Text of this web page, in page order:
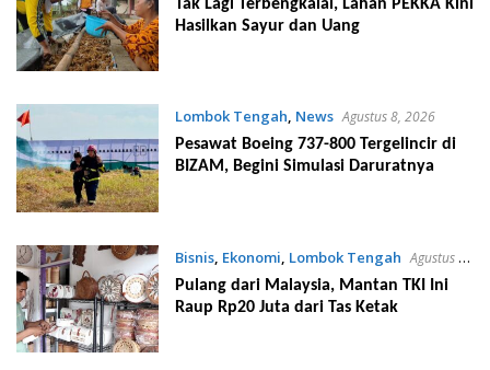
Tak Lagi Terbengkalai, Lahan PEKKA Kini
Hasilkan Sayur dan Uang
Lombok Tengah, News Agustus 8, 2026
Pesawat Boeing 737-800 Tergelincir di
BIZAM, Begini Simulasi Daruratnya
Bisnis, Ekonomi Lombok Tengah Agustus 7,
2026
Pulang dari Malaysia, Mantan TKI Ini
Raup Rp20 Juta dari Tas Ketak